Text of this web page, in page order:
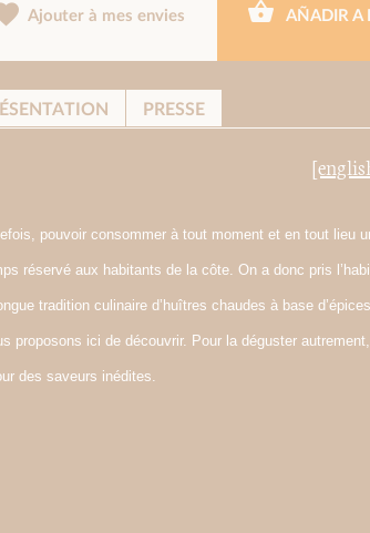
Ajouter à mes envies AÑADIR A
PRESSE
pouvoir consommer à tout moment et en tout lieu
réservé aux habitants de la côte. On a donc pris
tradition culinaire d’huîtres chaudes à base
proposons ici de découvrir. Pour la déguster
des saveurs inédites.